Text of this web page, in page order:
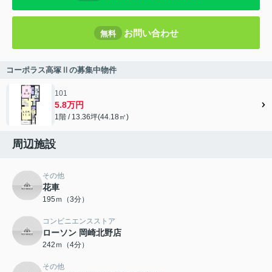
無料 お問い合わせ
コーポラス高塚Ⅱの募集中物件
101
5.8万円
1階 / 13.36坪(44.18㎡)
周辺施設
その他
花車
195ｍ（3分）
コンビニエンスストア
ローソン 岡崎北野店
242ｍ（4分）
その他